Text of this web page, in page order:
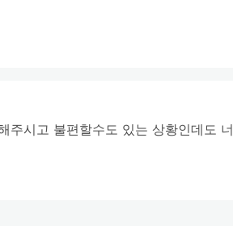
주시고 불편할수도 있는 상황인데도 너